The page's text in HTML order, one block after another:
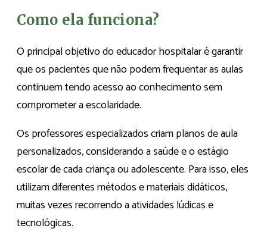
Como ela funciona?
O principal objetivo do educador hospitalar é garantir
que os pacientes que não podem frequentar as aulas
continuem tendo acesso ao conhecimento sem
comprometer a escolaridade.
Os professores especializados criam planos de aula
personalizados, considerando a saúde e o estágio
escolar de cada criança ou adolescente. Para isso, eles
utilizam diferentes métodos e materiais didáticos,
muitas vezes recorrendo a atividades lúdicas e
tecnológicas.